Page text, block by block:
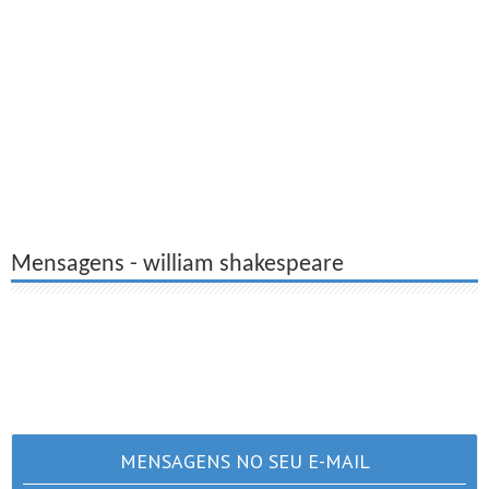
Mensagens - william shakespeare
MENSAGENS NO SEU E-MAIL